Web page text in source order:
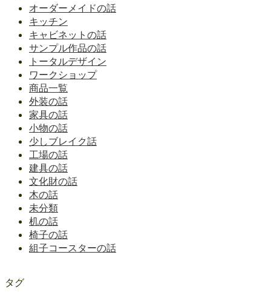
オーダーメイドの話
キッチン
キャビネットの話
サンプル作品の話
トータルデザイン
ワークショップ
商品一覧
外装の話
家具の話
小物の話
少しブレイク話
工場の話
建具の話
文化財の話
木の話
未分類
机の話
椅子の話
組子コースターの話
タグ